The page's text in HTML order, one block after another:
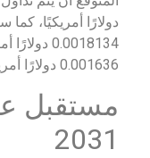
دولارًا أمريكيًا،
0.0018134
0.001636 دولارًا أمريكيًا.
2031